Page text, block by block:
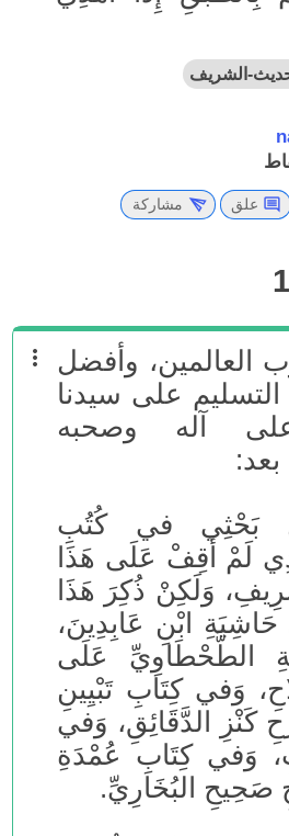
الشريف
علق مشاركة
1
العالمين، وأفضل
التسليم على سيدنا
آله وصحبه
بعد:
بَحْثِي في كُتُبِ
لَمْ أَقِفْ عَلَى هَذَا
وَلَكِنْ ذُكِرَ هَذَا
ابْنِ عَابِدِينَ،
الطَّحْطَاوِيِّ عَلَى
وَفي كِتَابِ تَبْيِينِ
كَنْزِ الدَّقَائِقِ، وَفي
وَفي كِتَابِ عُمْدَةِ
صَحِيحِ البُخَارِيِّ.